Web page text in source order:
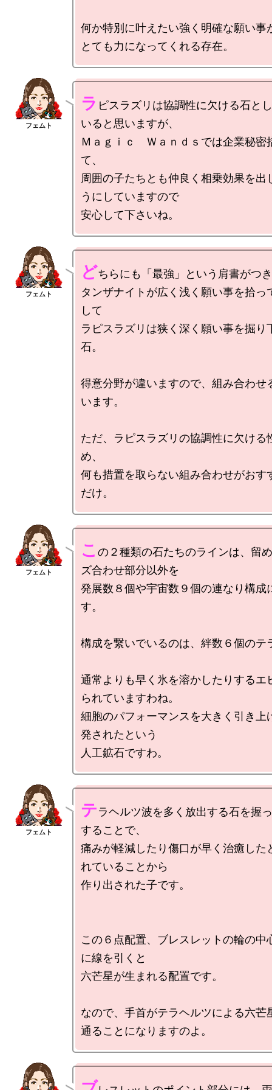
何か特別に叶えたい強く明確な願い事
ラ ピスラズリは協調性に欠ける石と
いると思いますが、
Ｍａｇｉｃ　Ｗａｎｄｓでは企業秘密
て、
周囲の子たちとも仲良く相乗効果を出
うにしていますので
どちらにも「最強」という肩書がつ
タンザナイトが広く浅く願い事を拾っ
して
ラピスラズリは狭く深く願い事を掘り
石。
得意分野が違いますので、組み合わせ
います。
ただ、ラピスラズリの協調性に欠ける
め、
何も措置を取らない組み合わせがおす
こ の２種類の石たちのラインは、留
ズ合わせ部分以外を
発展数８個や宇宙数９個の連なり構成
す。
構成を繋いでいるのは、絆数６個のテ
通常よりも早く氷を溶かしたりするエ
られていますわね。
細胞のパフォーマンスを大きく引き上
発されたという
テラヘルツ波を多く放出する石を握
することで、
痛みが軽減したり傷口が早く治癒した
れていることから
作り出された子です。
この６点配置、ブレスレットの輪の中
に線を引くと
六芒星が生まれる配置です。
なので、手首がテラヘルツによる六芒